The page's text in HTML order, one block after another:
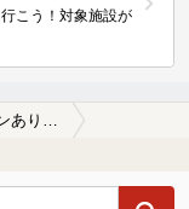
こう！対象施設が